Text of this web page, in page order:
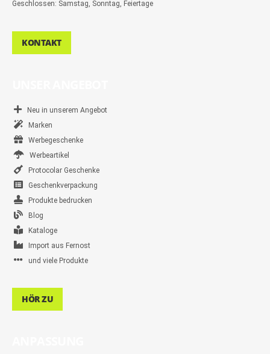
Geschlossen: Samstag, Sonntag, Feiertage
KONTAKT
Neu in unserem Angebot
Marken
Werbegeschenke
Werbeartikel
Protocolar Geschenke
Geschenkverpackung
Produkte bedrucken
Blog
Kataloge
Import aus Fernost
und viele Produkte
HÖR ZU